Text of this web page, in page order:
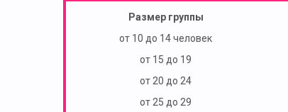
Размер группы
от 10 до 14 человек
от 15 до 19
от 20 до 24
от 25 до 29